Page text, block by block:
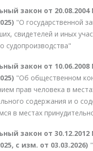
закон от 20.08.2004
"О государственной
свидетелей и иных
судопроизводства"
закон от 10.06.2008
"Об общественном
прав человека в
содержания и о
в местах
закон от 30.12.2012
с изм. от 03.03.2026)